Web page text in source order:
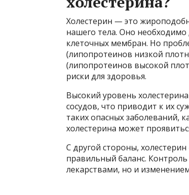
Холестерин — это
нашего тела. Оно
клеточных мембран. Но
(липопротеинов низкой
(липопротеинов высокой
риски для здоровья.
Высокий уровень
сосудов, что приводит к их
таких опасных заболеваний,
холестерина может
С другой стороны,
правильный баланс.
лекарствами, но и